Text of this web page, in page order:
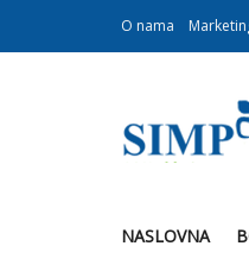
O nama
NASLOVNA